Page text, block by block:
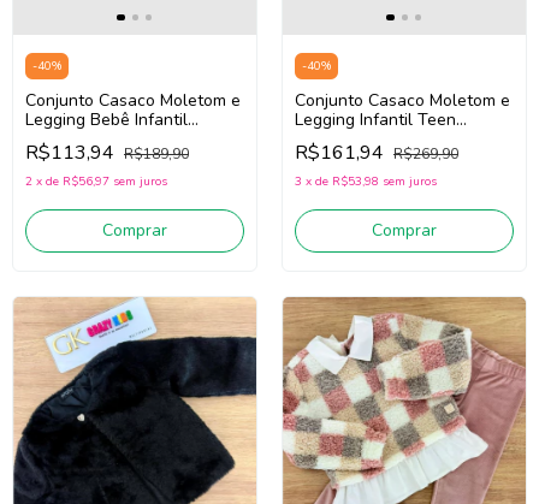
-40%
Conjunto Casaco Moletom e
Legging Bebê Infantil
Menina Infanti 89646
(Verde)
R$113,94 R$189,90
2 x de R$56,97 sem juros
Comprar
-40%
Conjunto Casaco Moletom e
Legging Infantil Teen
Menina Infanti 89756 (Bege
Claro/Marrom)
R$161,94 R$269,90
3 x de R$53,98 sem juros
Comprar